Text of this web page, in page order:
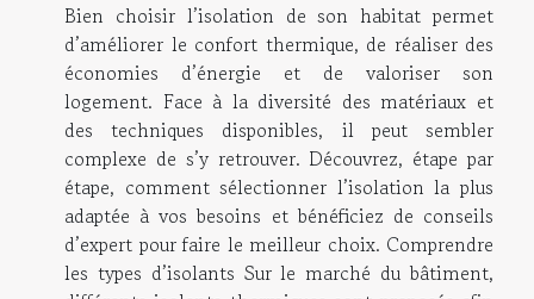
Bien choisir l’isolation de son habitat permet
d’améliorer le confort thermique, de réaliser des
économies d’énergie et de valoriser son
logement. Face à la diversité des matériaux et
des techniques disponibles, il peut sembler
complexe de s’y retrouver. Découvrez, étape par
étape, comment sélectionner l’isolation la plus
adaptée à vos besoins et bénéficiez de conseils
d’expert pour faire le meilleur choix. Comprendre
les types d’isolants Sur le marché du bâtiment,